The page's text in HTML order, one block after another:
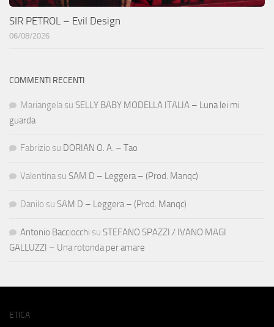
SIR PETROL – Evil Design
06/08/2026
COMMENTI RECENTI
Mariangela su SELLY BABY MODELLA ITALIA – Luna lei mi
guarda
Fabrizio su DORIAN O. A. – Tao
Valentina su SAM D – Leggera – (Prod. Manqc)
Danilo su SAM D – Leggera – (Prod. Manqc)
Antonio Bacciocchi su STEFANO SPAZZI / IVANO MAGI
GALLUZZI – Una rotonda per amare
ETICA